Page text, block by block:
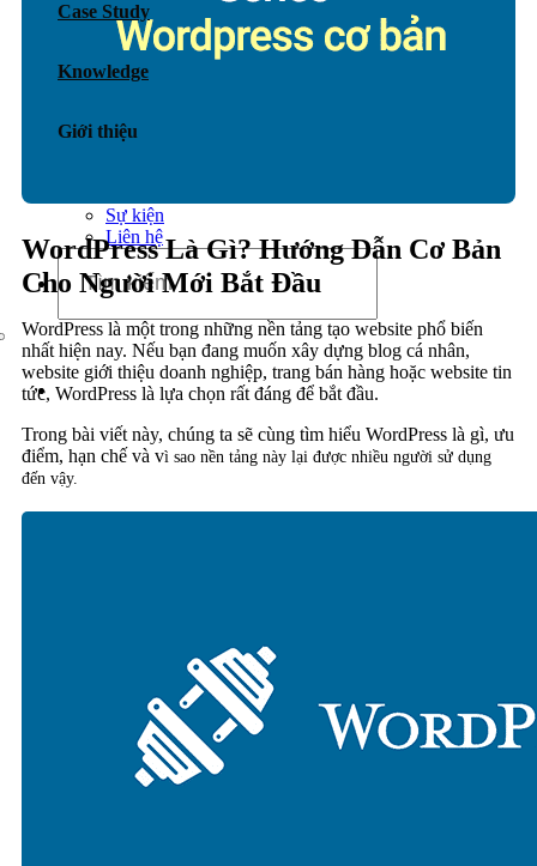
Dịch vụ chăm sóc website
Case Study
Knowledge
Giới thiệu
Sự kiện
Liên hệ
WordPress Là Gì? Hướng Dẫn Cơ Bản
Cho Người Mới Bắt Đầu
WordPress là một trong những nền tảng tạo website phổ biến
nhất hiện nay. Nếu bạn đang muốn xây dựng blog cá nhân,
website giới thiệu doanh nghiệp, trang bán hàng hoặc website tin
tức, WordPress là lựa chọn rất đáng để bắt đầu.
Trong bài viết này, chúng ta sẽ cùng tìm hiểu WordPress là gì, ưu
điểm, hạn chế và vì sao nền tảng này lại được nhiều người sử dụng
đến vậy.